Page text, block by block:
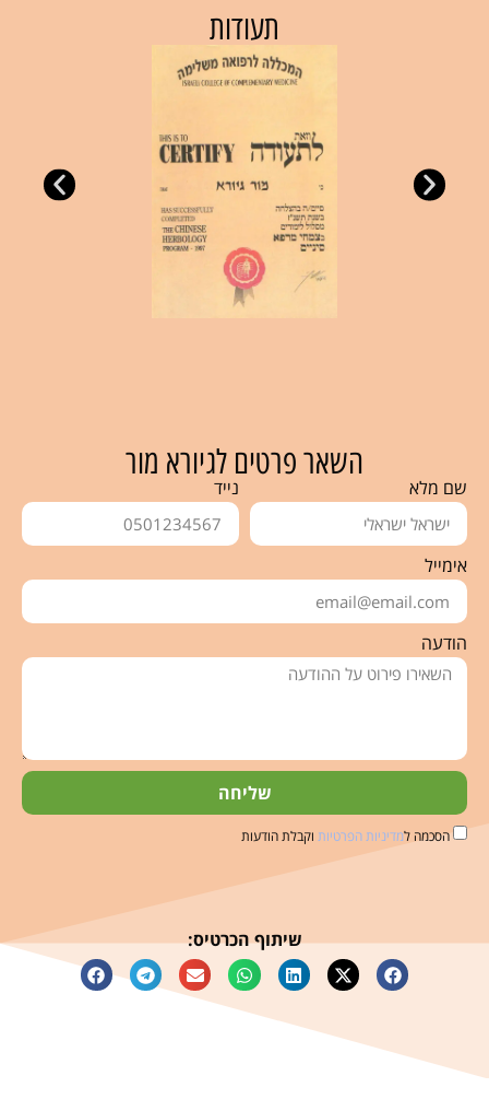
תעודות
השאר פרטים לגיורא מור
שם מלא נייד
אימייל
הודעה
הסכמה למדיניות הפרטיות וקבלת הודעות
שליחה
שיתוף הכרטיס: